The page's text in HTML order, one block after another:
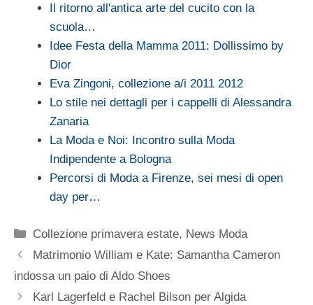
Il ritorno all'antica arte del cucito con la
scuola…
Idee Festa della Mamma 2011: Dollissimo by
Dior
Eva Zingoni, collezione a/i 2011 2012
Lo stile nei dettagli per i cappelli di Alessandra
Zanaria
La Moda e Noi: Incontro sulla Moda
Indipendente a Bologna
Percorsi di Moda a Firenze, sei mesi di open
day per…
Categorie
Collezione primavera estate, News Moda
Matrimonio William e Kate: Samantha Cameron
indossa un paio di Aldo Shoes
Karl Lagerfeld e Rachel Bilson per Algida